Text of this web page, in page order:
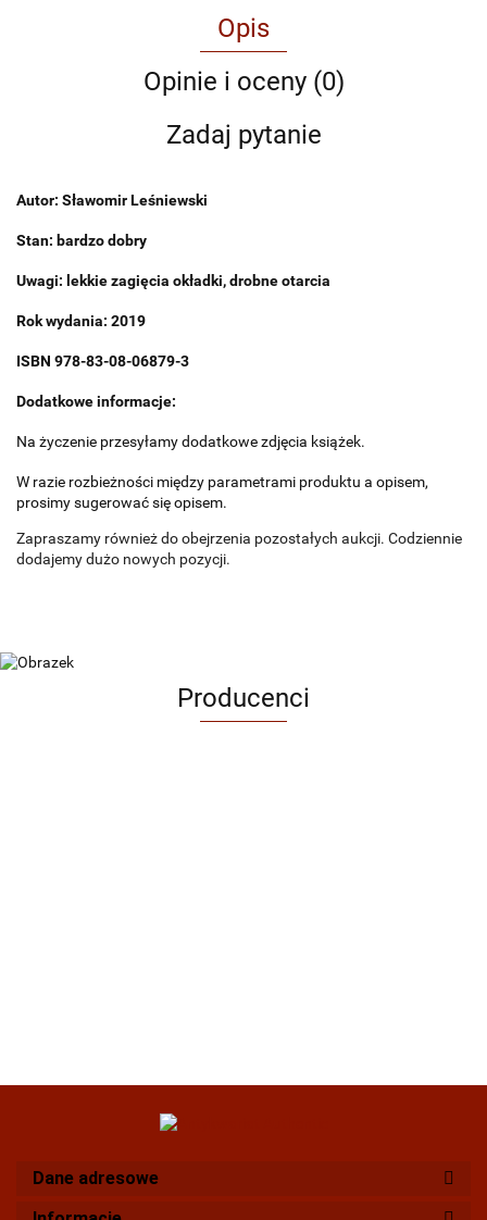
Opis
Opinie i oceny (0)
Zadaj pytanie
Autor: Sławomir Leśniewski
Stan: bardzo dobry
Uwagi: lekkie zagięcia okładki, drobne otarcia
Rok wydania: 2019
ISBN 978-83-08-06879-3
Dodatkowe informacje:
Na życzenie przesyłamy dodatkowe zdjęcia książek.
W razie rozbieżności między parametrami produktu a opisem,
prosimy sugerować się opisem.
Zapraszamy również do obejrzenia pozostałych aukcji. Codziennie
dodajemy dużo nowych pozycji.
Producenci
Dane adresowe